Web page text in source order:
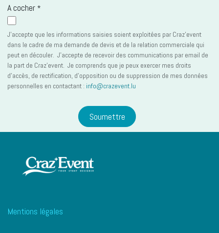
A cocher *
J’accepte que les informations saisies soient exploitées par Craz'event
dans le cadre de ma demande de devis et de la relation commerciale qui
peut en découler. J’accepte de recevoir des communications par email de
la part de Craz'event. Je comprends que je peux exercer mes droits
d’accès, de rectification, d’opposition ou de suppression de mes données
personnelles en contactant : info@crazevent.lu
Soumettre
Mentions légales